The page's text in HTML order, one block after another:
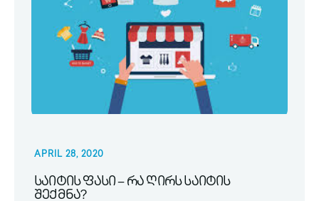
APRIL 28, 2020
საიტის ფასი – რა ღირს საიტის
შექმნა?